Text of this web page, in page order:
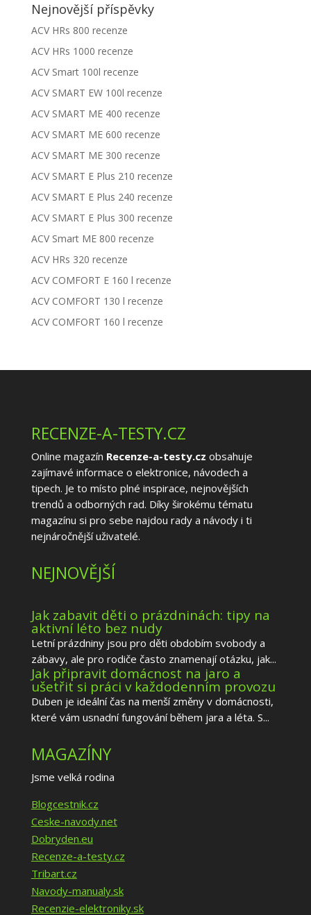
Nejnovější příspěvky
ACV HRs 800 recenze
ACV HRs 1000 recenze
ACV Smart 100l recenze
ACV SMART EW 100l recenze
ACV SMART ME 400 recenze
ACV SMART ME 600 recenze
ACV SMART ME 300 recenze
ACV SMART E Plus 210 recenze
ACV SMART E Plus 240 recenze
ACV SMART E Plus 300 recenze
ACV Smart ME 800 recenze
ACV HRs 320 recenze
ACV COMFORT E 160 l recenze
ACV COMFORT 130 l recenze
ACV COMFORT 160 l recenze
RECENZE-A-TESTY.CZ
Online magazín Recenze-a-testy.cz obsahuje
zajímavé informace o elektronice, návodech a
tipech. Je to místo plné inspirace, nejnovějších
trendů a odborných rad. Díky širokému tématu
magazínu si pro sebe najdou rady a návody i ti
nejnáročnější uživatelé.
NEJNOVĚJŠÍ
Jak zabavit děti o prázdninách: tipy na
aktivní léto bez nudy
Letní prázdniny jsou pro děti obdobím svobody a
zábavy, ale pro rodiče často znamenají otázku, jak...
Jak připravit domácnost na jaro a
ušetřit si práci v každodenním provozu
Duben je ideální čas na menší změny v domácnosti,
které vám usnadní fungování během jara a léta. S...
MAGAZÍNY
Jsme velká rodina
Blogcestnik.cz
Ceske-navody.net
Dobryden.eu
Recenze-a-testy.cz
Tribart.cz
Navody-manualy.sk
Recenzie-elektroniky.sk